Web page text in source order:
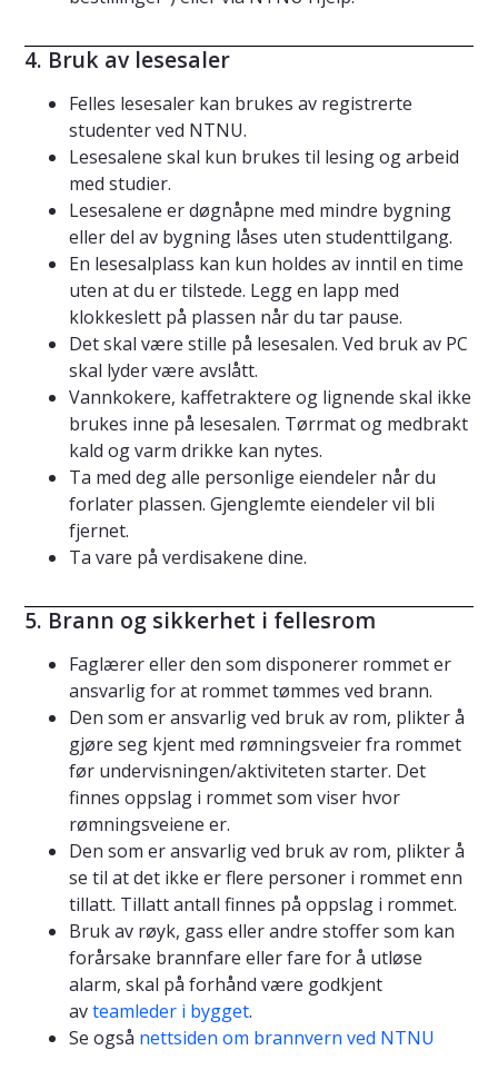
4. Bruk av lesesaler
Felles lesesaler kan brukes av registrerte
studenter ved NTNU.
Lesesalene skal kun brukes til lesing og arbeid
med studier.
Lesesalene er døgnåpne med mindre bygning
eller del av bygning låses uten studenttilgang.
En lesesalplass kan kun holdes av inntil en time
uten at du er tilstede. Legg en lapp med
klokkeslett på plassen når du tar pause.
Det skal være stille på lesesalen. Ved bruk av PC
skal lyder være avslått.
Vannkokere, kaffetraktere og lignende skal ikke
brukes inne på lesesalen. Tørrmat og medbrakt
kald og varm drikke kan nytes.
Ta med deg alle personlige eiendeler når du
forlater plassen. Gjenglemte eiendeler vil bli
fjernet.
Ta vare på verdisakene dine.
5. Brann og sikkerhet i fellesrom
Faglærer eller den som disponerer rommet er
ansvarlig for at rommet tømmes ved brann.
Den som er ansvarlig ved bruk av rom, plikter å
gjøre seg kjent med rømningsveier fra rommet
før undervisningen/aktiviteten starter. Det
finnes oppslag i rommet som viser hvor
rømningsveiene er.
Den som er ansvarlig ved bruk av rom, plikter å
se til at det ikke er flere personer i rommet enn
tillatt. Tillatt antall finnes på oppslag i rommet.
Bruk av røyk, gass eller andre stoffer som kan
forårsake brannfare eller fare for å utløse
alarm, skal på forhånd være godkjent
avteamleder i bygget.
Se også nettsiden om brannvern ved NTNU